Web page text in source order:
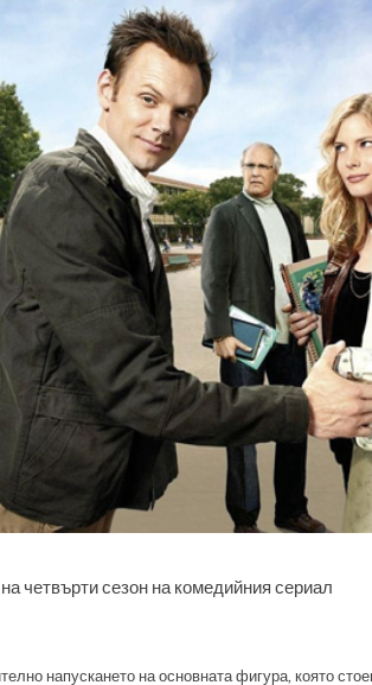
четвърти сезон на комедийния сериал
напускането на основната фигура, която